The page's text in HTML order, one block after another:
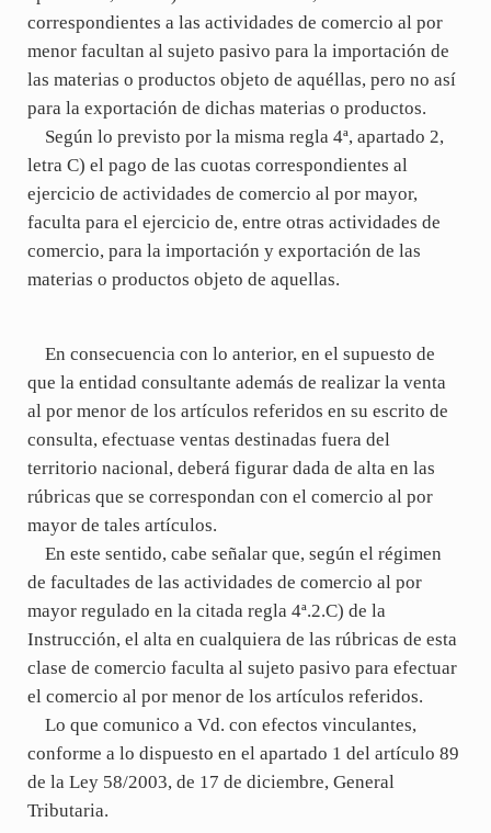
correspondientes a las actividades de comercio al por
menor facultan al sujeto pasivo para la importación de
las materias o productos objeto de aquéllas, pero no así
para la exportación de dichas materias o productos.
Según lo previsto por la misma regla 4ª, apartado 2,
letra C) el pago de las cuotas correspondientes al
ejercicio de actividades de comercio al por mayor,
faculta para el ejercicio de, entre otras actividades de
comercio, para la importación y exportación de las
materias o productos objeto de aquellas.
En consecuencia con lo anterior, en el supuesto de
que la entidad consultante además de realizar la venta
al por menor de los artículos referidos en su escrito de
consulta, efectuase ventas destinadas fuera del
territorio nacional, deberá figurar dada de alta en las
rúbricas que se correspondan con el comercio al por
mayor de tales artículos.
En este sentido, cabe señalar que, según el régimen
de facultades de las actividades de comercio al por
mayor regulado en la citada regla 4ª.2.C) de la
Instrucción, el alta en cualquiera de las rúbricas de esta
clase de comercio faculta al sujeto pasivo para efectuar
el comercio al por menor de los artículos referidos.
Lo que comunico a Vd. con efectos vinculantes,
conforme a lo dispuesto en el apartado 1 del artículo 89
de la Ley 58/2003, de 17 de diciembre, General
Tributaria.